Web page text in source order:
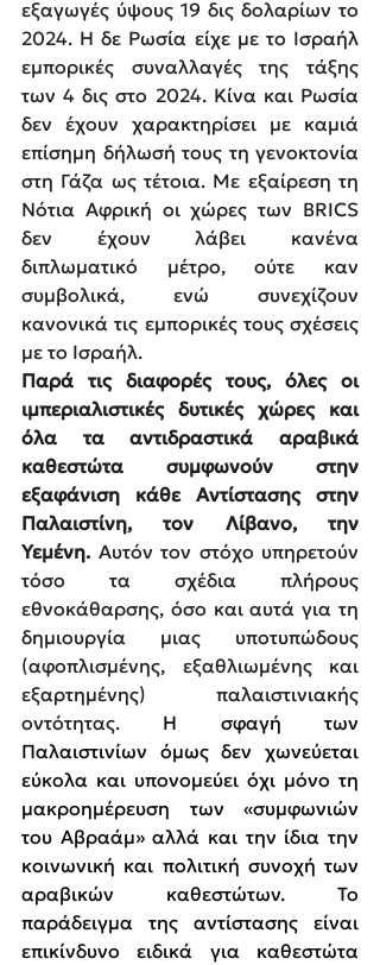
εξαγωγές ύψους 19 δις δολαρίων το
2024. Η δε Ρωσία είχε με το Ισραήλ
εμπορικές συναλλαγές της τάξης
των 4 δις στο 2024. Κίνα και Ρωσία
δεν έχουν χαρακτηρίσει με καμιά
επίσημη δήλωσή τους τη γενοκτονία
στη Γάζα ως τέτοια. Με εξαίρεση τη
Νότια Αφρική οι χώρες των BRICS
δεν έχουν λάβει κανένα
διπλωματικό μέτρο, ούτε καν
συμβολικά, ενώ συνεχίζουν
κανονικά τις εμπορικές τους σχέσεις
με το Ισραήλ.
Παρά τις διαφορές τους, όλες οι
ιμπεριαλιστικές δυτικές χώρες και
όλα τα αντιδραστικά αραβικά
καθεστώτα συμφωνούν στην
εξαφάνιση κάθε Αντίστασης στην
Παλαιστίνη, τον Λίβανο, την
Υεμένη. Αυτόν τον στόχο υπηρετούν
τόσο τα σχέδια πλήρους
εθνοκάθαρσης, όσο και αυτά για τη
δημιουργία μιας υποτυπώδους
(αφοπλισμένης, εξαθλιωμένης και
εξαρτημένης) παλαιστινιακής
οντότητας. Η σφαγή των
Παλαιστινίων όμως δεν χωνεύεται
εύκολα και υπονομεύει όχι μόνο τη
μακροημέρευση των «συμφωνιών
του Αβραάμ» αλλά και την ίδια την
κοινωνική και πολιτική συνοχή των
αραβικών καθεστώτων. Το
παράδειγμα της αντίστασης είναι
επικίνδυνο ειδικά για καθεστώτα